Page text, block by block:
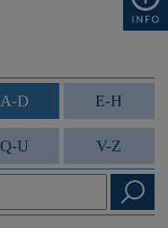
A-D E-H
Q-U V-Z